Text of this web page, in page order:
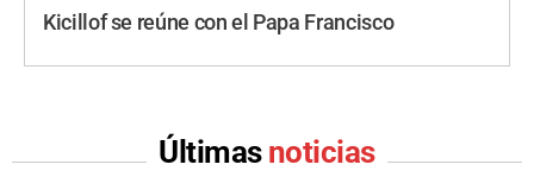
Kicillof se reúne con el Papa Francisco
Últimas noticias